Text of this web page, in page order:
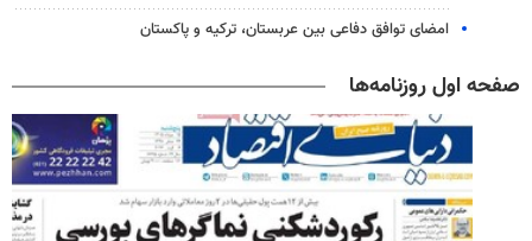
امضای توافق دفاعی بین عربستان، ترکیه و پاکستان
صفحه اول روزنامه‌ها